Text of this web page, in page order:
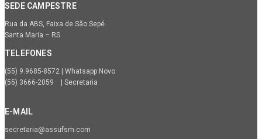
SEDE CAMPESTRE
Rua da ABS, Faixa de São Sepé.
Santa Maria – RS
TELEFONES
(55) 9.9685-8572 | Whatsapp Novo
(55) 3666-2059 | Secretaria
E-MAIL
secretaria@assufsm.com